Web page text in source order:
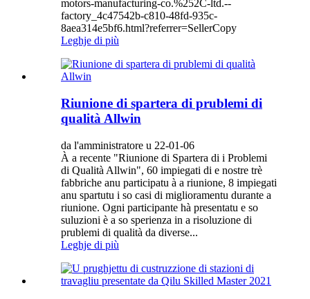
motors-manufacturing-co.%252C-ltd.--
factory_4c47542b-c810-48fd-935c-
8aea314e5bf6.html?referrer=SellerCopy
Leghje di più
Riunione di spartera di prublemi di
qualità Allwin
da l'amministratore u 22-01-06
À a recente "Riunione di Spartera di i Problemi
di Qualità Allwin", 60 impiegati di e nostre trè
fabbriche anu participatu à a riunione, 8 impiegati
anu spartutu i so casi di miglioramentu durante a
riunione. Ogni participante hà presentatu e so
suluzioni è a so sperienza in a risoluzione di
prublemi di qualità da diverse...
Leghje di più